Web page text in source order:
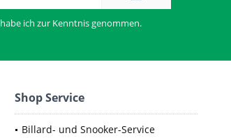
habe ich zur Kenntnis genommen.
Shop Service
Billard- und Snooker-Service